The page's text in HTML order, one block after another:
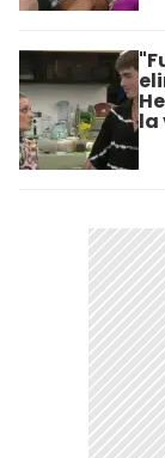
la